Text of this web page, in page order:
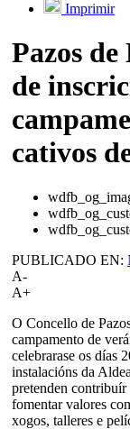
Imprimir
Pazos
de
cativos
PUBLICADO EN:
A-
A+
O Concello de
campamento de
celebrarase os días
instalacións da
pretenden contribuír
fomentar valores
xogos, talleres e